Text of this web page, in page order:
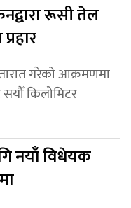
रूसी तेल
गरेको आक्रमणमा
किलोमिटर
नयाँ विधेयक